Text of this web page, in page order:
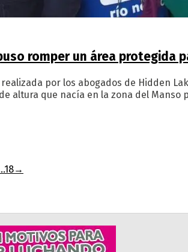
romper un área protegida
por los abogados de Hidden
altura que nacía en la zona del Manso
18→